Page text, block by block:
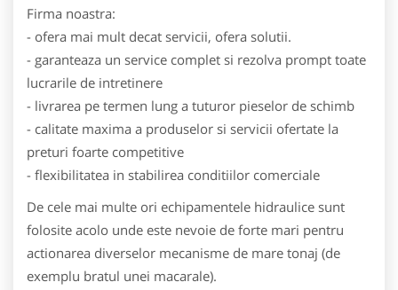
Firma noastra:
- ofera mai mult decat servicii, ofera solutii.
- garanteaza un service complet si rezolva prompt toate
lucrarile de intretinere
- livrarea pe termen lung a tuturor pieselor de schimb
- calitate maxima a produselor si servicii ofertate la
preturi foarte competitive
- flexibilitatea in stabilirea conditiilor comerciale
De cele mai multe ori echipamentele hidraulice sunt
folosite acolo unde este nevoie de forte mari pentru
actionarea diverselor mecanisme de mare tonaj (de
exemplu bratul unei macarale).